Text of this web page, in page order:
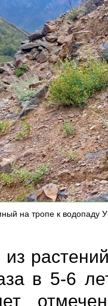
на тропе к водопаду
в 5-6